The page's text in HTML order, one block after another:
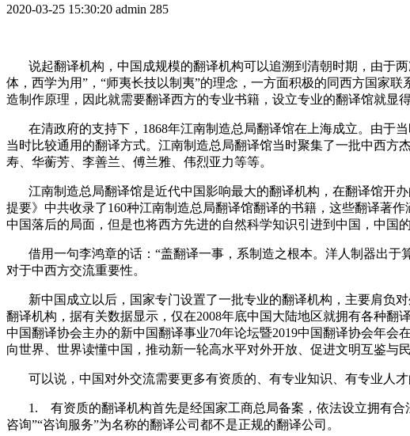
2020-03-25 15:30:20 admin 285
说起翻译机构，中国成规模的翻译机构可以追溯到清朝时期，由于
体，西学为用”，“师夷长技以制夷”的理念，一方面积极的同西方国家
造制作原理，因此就需要翻译西方的专业书籍，设立专业的翻译馆就显得
在清政府的支持下， 1868年江南制造总局翻译馆在上海成立。由于
当时比较通用的翻译方式。江南制造总局翻译馆当时聚集了一批中西方
寿、华蘅芳、李善兰、傅兰雅、伟烈亚力等等。
江南制造总局翻译馆是近代中国影响最大的翻译机构，在翻译馆开
提要》中共收录了160种江南制造总局翻译馆翻译的书籍，这些翻译著
中国落后的局面，但是也将西方先进的自然科学知识引进到中国，中国
借用一句李鸿章的话：“盖翻译一事，系制造之根本。洋人制器出
对于中西方交流重要性。
新中国成立以后，国家专门设置了一批专业的翻译机构，主要肩负
翻译机构，据有关数据显示，仅在2008年底中国大陆地区就拥有各种翻
中国翻译协会主办的新中国翻译事业70年论坛暨2019中国翻译协会年会
向世界、世界读懂中国，推动新一轮高水平对外开放、促进文明互鉴与
可以说，中国对外交流需要更多有资质的、有专业知识、有专业人
1. 有资质的翻译机构首先是经国家工商总局备案，依法设立拥有
咨询”“咨询服务”为名称的翻译公司都不是正规的翻译公司。